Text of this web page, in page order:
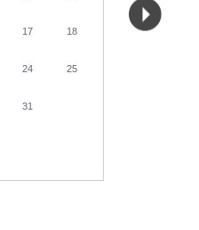
17 18
24 25
31
9